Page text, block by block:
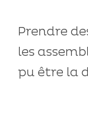
Prendre
les
pu être la